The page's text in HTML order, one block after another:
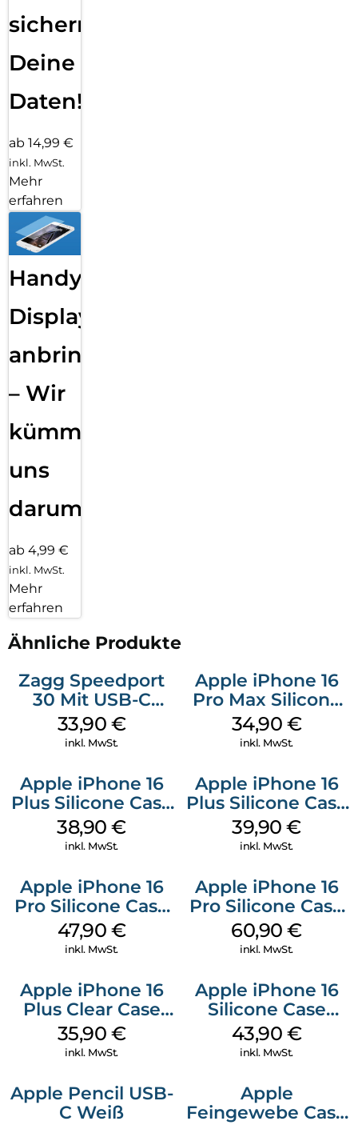
sichern
Deine
Daten!
ab 14,99 €
inkl. MwSt.
Mehr
erfahren
Handy
Displayfolie
anbringen
– Wir
kümmern
uns
darum!
ab 4,99 €
inkl. MwSt.
Mehr
erfahren
Ähnliche Produkte
Zagg Speedport
30 Mit USB-C
Kabel Weiß
33,90 €
inkl. MwSt.
Apple iPhone 16
Pro Max Silicone
Case MagSafe
Denim
34,90 €
inkl. MwSt.
Apple iPhone 16
Plus Silicone Case
MagSafe Denim
38,90€
inkl. MwSt.
Apple iPhone 16
Plus Silicone Case
MagSafe Plum
39,90€
inkl. MwSt.
Apple iPhone 16
Pro Silicone Case
MagSafe Denim
47,90 €
inkl. MwSt.
Apple iPhone 16
Pro Silicone Case
MagSafe Stone
Gray
60,90€
inkl. MwSt.
Apple iPhone 16
Plus Clear Case
MagSafe
Transparent
35,90 €
inkl. MwSt.
Apple iPhone 16
Silicone Case
MagSafe Plum
43,90 €
inkl. MwSt.
Apple Pencil USB-
C Weiß
Apple
Feingewebe Case